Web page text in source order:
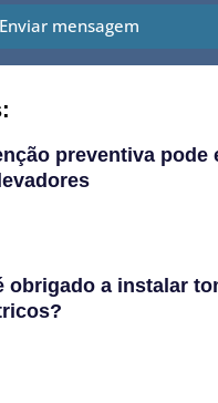
Enviar mensagem
preventiva pode
obrigado a instalar